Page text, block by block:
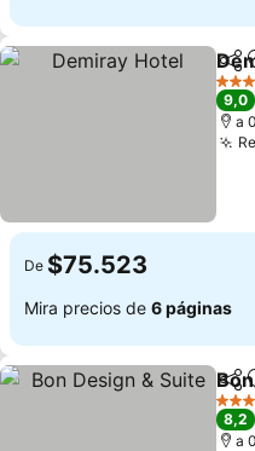
5
9,0
a
De $75.523
Mira precios de 6 páginas
4
8,2
a